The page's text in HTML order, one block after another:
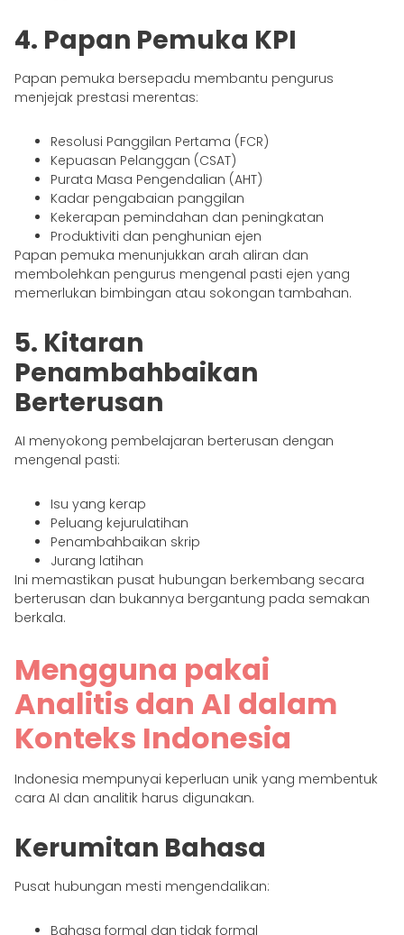
4. Papan Pemuka KPI
Papan pemuka bersepadu membantu pengurus
menjejak prestasi merentas:
Resolusi Panggilan Pertama (FCR)
Kepuasan Pelanggan (CSAT)
Purata Masa Pengendalian (AHT)
Kadar pengabaian panggilan
Kekerapan pemindahan dan peningkatan
Produktiviti dan penghunian ejen
Papan pemuka menunjukkan arah aliran dan
membolehkan pengurus mengenal pasti ejen yang
memerlukan bimbingan atau sokongan tambahan.
5. Kitaran
Penambahbaikan
Berterusan
AI menyokong pembelajaran berterusan dengan
mengenal pasti:
Isu yang kerap
Peluang kejurulatihan
Penambahbaikan skrip
Jurang latihan
Ini memastikan pusat hubungan berkembang secara
berterusan dan bukannya bergantung pada semakan
berkala.
Mengguna pakai
Analitis dan AI dalam
Konteks Indonesia
Indonesia mempunyai keperluan unik yang membentuk
cara AI dan analitik harus digunakan.
Kerumitan Bahasa
Pusat hubungan mesti mengendalikan:
Bahasa formal dan tidak formal